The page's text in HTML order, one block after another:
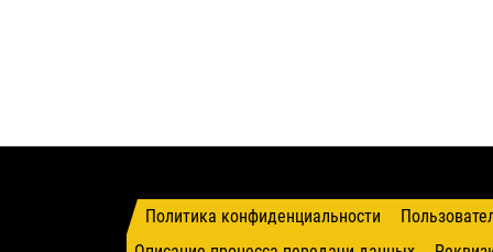
Политика конфиденциальности